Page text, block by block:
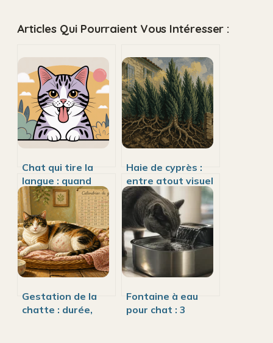
Articles Qui Pourraient Vous Intéresser :
Chat qui tire la
langue : quand
s’inquiéter et que
faire vraiment
Haie de cyprès :
entre atout visuel
et risques
structurels pour
votre maison
Gestation de la
chatte : durée,
Fontaine à eau
pour chat : 3